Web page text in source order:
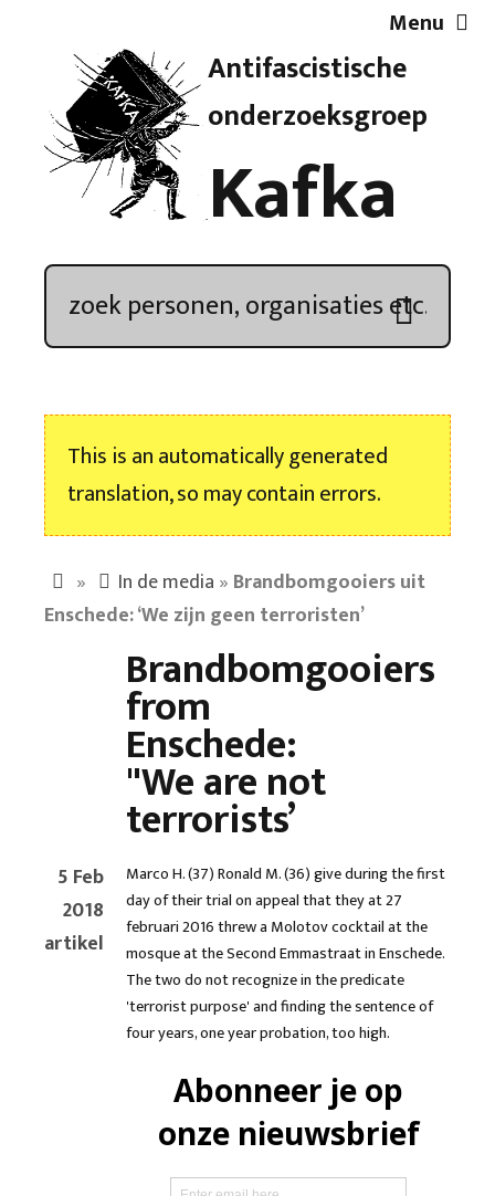
Antifascistische
onderzoeksgroep
Kafka
Menu
Artikelen
Demonstratieoverzicht
Kroniek
Nieuwsbrief
This is an automatically generated
translation, so may contain errors.
» In de media » Brandbomgooiers uit
Enschede: ‘We zijn geen terroristen’
Brandbomgooiers
from
Enschede:
"We are not
terrorists’
5 Feb
2018
artikel
Marco H. (37) Ronald M. (36) give during the first
day of their trial on appeal that they at 27
februari 2016 threw a Molotov cocktail at the
mosque at the Second Emmastraat in Enschede.
The two do not recognize in the predicate
'terrorist purpose' and finding the sentence of
four years, one year probation, too high.